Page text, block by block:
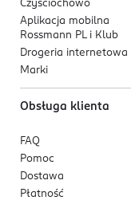
Czyściochowo
Aplikacja mobilna
Rossmann PL i Klub
Drogeria internetowa
Marki
Obsługa klienta
FAQ
Pomoc
Dostawa
Płatność